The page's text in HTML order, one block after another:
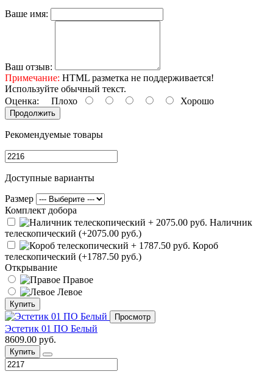
Ваше имя:
Ваш отзыв:
Примечание: HTML разметка не поддерживается!
Используйте обычный текст.
Оценка: Плохо Хорошо
Продолжить
Рекомендуемые товары
Доступные варианты
Размер
Комплект добора
Наличник
телескопический (+2075.00 руб.)
Короб
телескопический (+1787.50 руб.)
Открывание
Правое
Левое
Купить
Просмотр
Эстетик 01 ПО Белый
8609.00 руб.
Купить